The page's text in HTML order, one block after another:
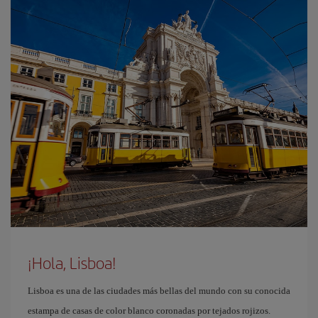
¡Hola, Lisboa!
Lisboa es una de las ciudades más bellas del mundo con su conocida
estampa de casas de color blanco coronadas por tejados rojizos.